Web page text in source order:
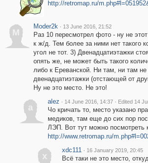
http://retromap.ru/
M
Moder2k · 13 June 2016, 21:52
Раз 10 пересмотрел фото - ну не
к ж/д. Тем более за ними нет такого
угол не тот. 3) Двенадцатиэтажки
опять же, не может быть такого
либо к Ереванской. Ни там, ни там
двенадцатиэтажки (отстающей от
Ну не это место. Не это!
a
alez · 14 June 2016, 14:37 · Edited 14
Чо кричать то, место указано
медиков, там еще до сих пор
ЛЭП. Вот тут можно посмотреть
http://www.retromap.ru/
x
xdc111 · 16 January 2019, 20:45
Всё таки не это место,